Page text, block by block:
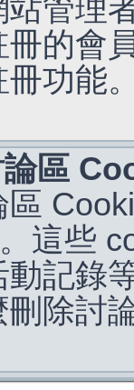
管理
的會
功能
區
區
這些
記錄
刪除討